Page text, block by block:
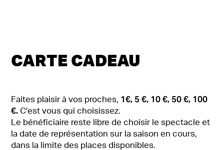
CARTE CADEAU
Faites plaisir à vos proches, 1€, 5 €, 10 €, 50 €, 100
€. C’est vous qui choisissez.
Le bénéficiaire reste libre de choisir le spectacle et
la date de représentation sur la saison en cours,
dans la limite des places disponibles.